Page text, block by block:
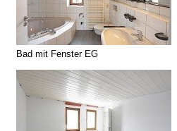
Bad mit Fenster EG